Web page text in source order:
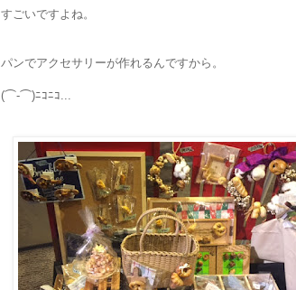
すごいですよね。
パンでアクセサリーが作れるんですから。
(⌒-⌒)ﾆｺﾆｺ...